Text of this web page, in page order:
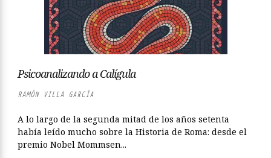
Psicoanalizando a Calígula
RAMÓN VILLA GARCÍA
A lo largo de la segunda mitad de los años setenta
había leído mucho sobre la Historia de Roma: desde el
premio Nobel Mommsen...